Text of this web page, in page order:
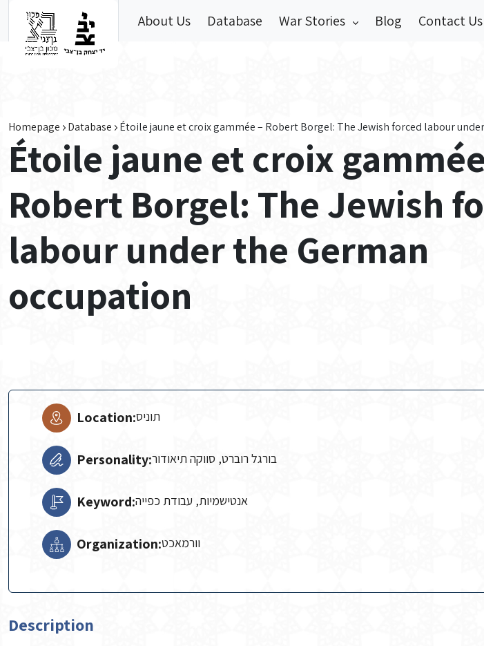
About Us Database War Stories Blog Contact Us
Homepage Database Étoile jaune et croix gammée – Robert Borgel: The Jewish forced labour
Étoile jaune et croix
Robert Borgel: The Jewish
labour under the German
occupation
Location:תוניס
Personality:בורגל רוברט, סווקה תיאודור
Keyword:אנטישמיות, עבודת כפייה
Organization:וורמאכט
Description